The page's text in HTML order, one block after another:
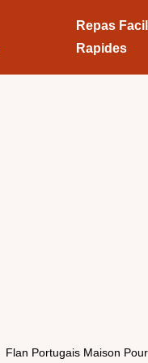
Repas
Rapides
Flan Portugais Maison